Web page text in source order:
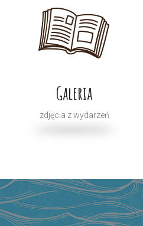
Galeria
zdjęcia z wydarzeń